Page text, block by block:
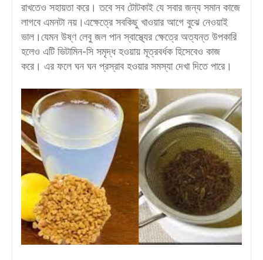
রাখতেও সহায়তা করে। তবে সব টোটকাই যে সবার জন্য সমান কাজে
লাগবে এমনটা নয়।এক্ষেত্রে সবকিছু খাওয়ার আগে বুঝে নেওয়াই
ভাল।যেমন উষ্ণ লেবু জল পান স্বাস্থ্যের ক্ষেত্রে অত্যন্ত উপকারি
হলেও এটি ভিটামিন-সি সমৃদ্ধ হওয়ায় মূত্রবর্ধক হিসেবেও কাজ
করে। এর ফলে ঘন ঘন প্রস্রাব হওয়ার সমস্যা দেখা দিতে পারে।